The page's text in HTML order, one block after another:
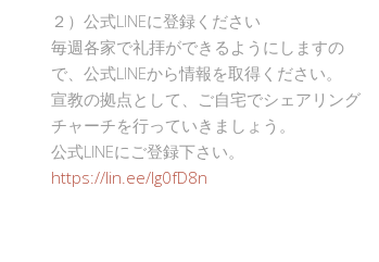
２）公式LINEに登録ください
毎週各家で礼拝ができるようにしますの
で、公式LINEから情報を取得ください。
宣教の拠点として、ご自宅でシェアリング
チャーチを行っていきましょう。
公式LINEにご登録下さい。
https://lin.ee/Ig0fD8n